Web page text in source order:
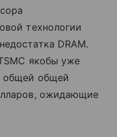
технологии
DRAM.
якобы уже
общей общей
ожидающие